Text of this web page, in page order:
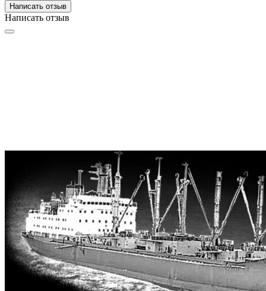
Написать отзыв
Написать отзыв